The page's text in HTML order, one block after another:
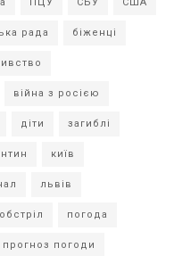
рада біженці
війна з росією
діти загиблі
київ
львів
обстріл погода
прогноз погоди